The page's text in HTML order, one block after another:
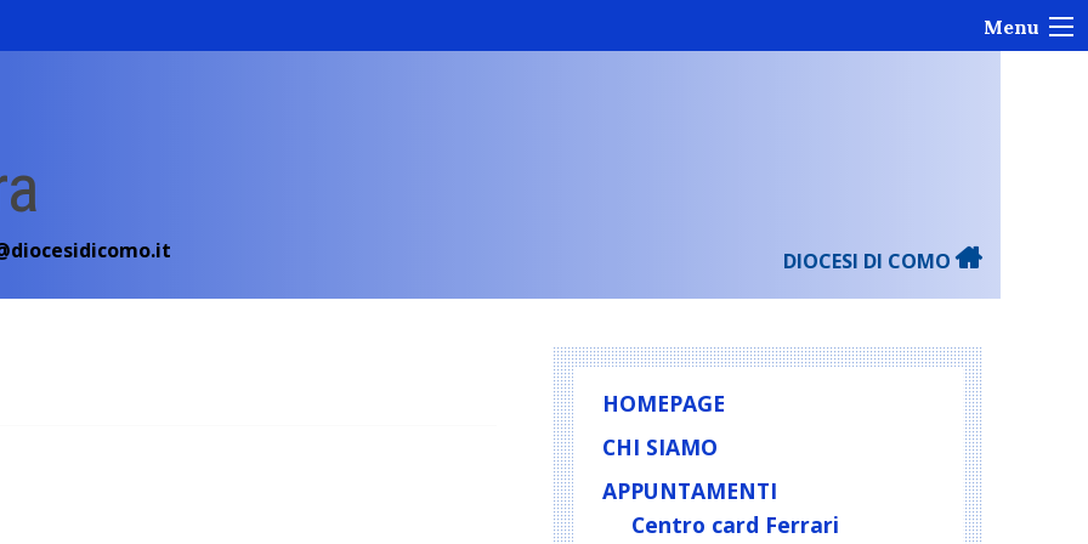
Menu
DIOCESI DI COMO
HOMEPAGE
CHI SIAMO
APPUNTAMENTI
Centro card Ferrari